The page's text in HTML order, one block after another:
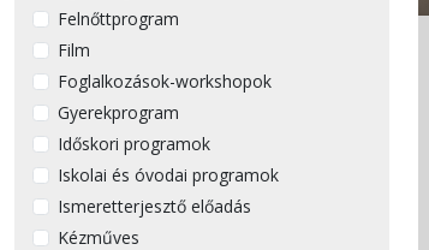
Felnőttprogram
Film
Foglalkozások-workshopok
Gyerekprogram
Időskori programok
Iskolai és óvodai programok
Ismeretterjesztő előadás
Kézműves